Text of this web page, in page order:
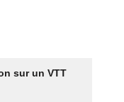
sur un VTT